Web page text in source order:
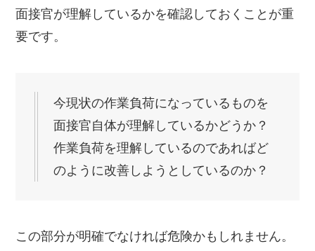
面接官が理解しているかを確認しておくことが重
要です。
今現状の作業負荷になっているものを
面接官自体が理解しているかどうか？
作業負荷を理解しているのであればど
のように改善しようとしているのか？
この部分が明確でなければ危険かもしれません。